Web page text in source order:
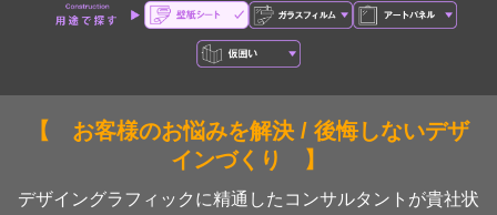
【 お客様のお悩みを解決 / 後悔しないデザ
インづくり 】
デザイングラフィックに精通したコンサルタントが貴社状